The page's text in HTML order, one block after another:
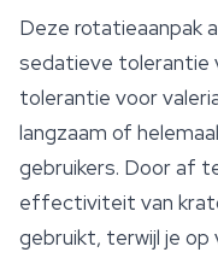
Deze rotatieaanpak
sedatieve tolerantie
tolerantie voor
langzaam of
gebruikers. Door af
effectiviteit van
gebruikt, terwijl je